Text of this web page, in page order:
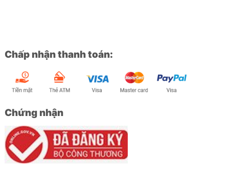
Chấp nhận thanh toán:
Chứng nhận